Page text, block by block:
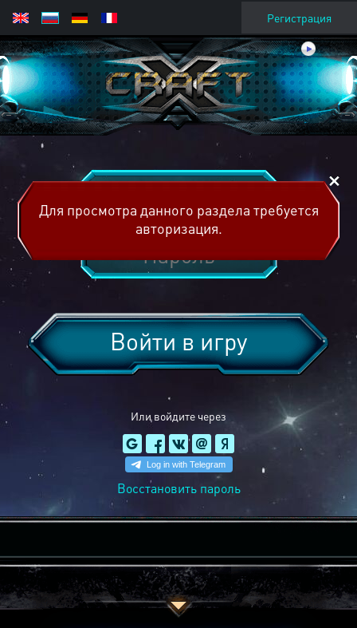
Регистрация
Или войдите через
Войти в игру
Восстановить пароль
Для просмотра данного раздела требуется
авторизация.